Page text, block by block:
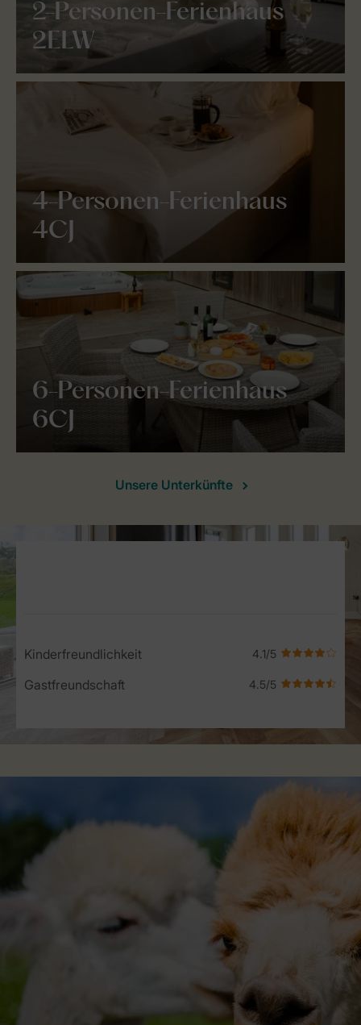
2-Personen-Ferienhaus
2ELW
4-Personen-Ferienhaus
4CJ
6-Personen-Ferienhaus
6CJ
Unsere Unterkünfte
Kinderfreundlichkeit
Gastfreundschaft